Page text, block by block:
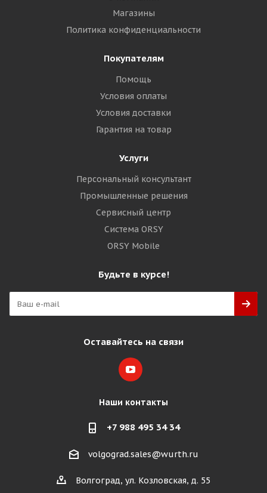
Магазины
Политика конфиденциальности
Покупателям
Помощь
Условия оплаты
Условия доставки
Гарантия на товар
Услуги
Персональный консультант
Промышленные решения
Сервисный центр
Система ORSY
ORSY Mobile
Будьте в курсе!
Оставайтесь на связи
Наши контакты
+7 988 495 34 34
volgograd.sales@wurth.ru
Волгоград, ул. Козловская, д. 55